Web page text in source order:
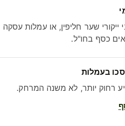
שער חליפין, או עמלות עסקה
כסף בחו"ל.
בעמלות
יותר, לא משנה המרחק.